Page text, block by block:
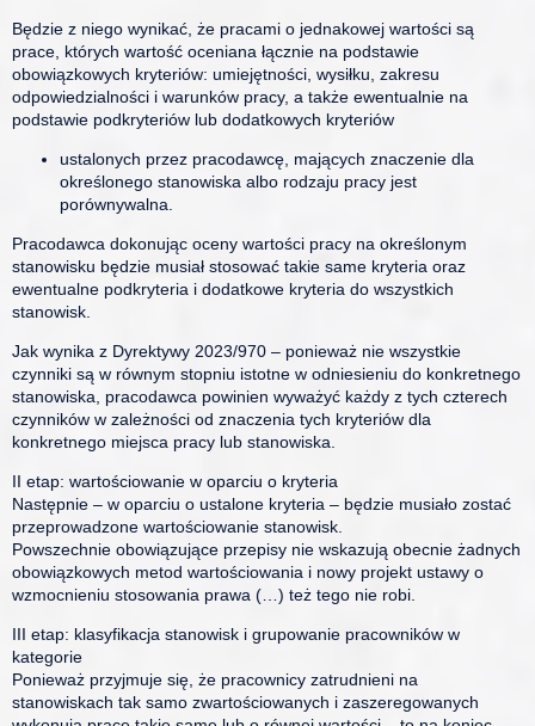
Będzie z niego wynikać, że pracami o jednakowej wartości są
prace, których wartość oceniana łącznie na podstawie
obowiązkowych kryteriów: umiejętności, wysiłku, zakresu
odpowiedzialności i warunków pracy, a także ewentualnie na
podstawie podkryteriów lub dodatkowych kryteriów
ustalonych przez pracodawcę, mających znaczenie dla
określonego stanowiska albo rodzaju pracy jest
porównywalna.
Pracodawca dokonując oceny wartości pracy na określonym
stanowisku będzie musiał stosować takie same kryteria oraz
ewentualne podkryteria i dodatkowe kryteria do wszystkich
stanowisk.
Jak wynika z Dyrektywy 2023/970 – ponieważ nie wszystkie
czynniki są w równym stopniu istotne w odniesieniu do konkretnego
stanowiska, pracodawca powinien wyważyć każdy z tych czterech
czynników w zależności od znaczenia tych kryteriów dla
konkretnego miejsca pracy lub stanowiska.
II etap: wartościowanie w oparciu o kryteria
Następnie – w oparciu o ustalone kryteria – będzie musiało zostać
przeprowadzone wartościowanie stanowisk.
Powszechnie obowiązujące przepisy nie wskazują obecnie żadnych
obowiązkowych metod wartościowania i nowy projekt ustawy o
wzmocnieniu stosowania prawa (…) też tego nie robi.
III etap: klasyfikacja stanowisk i grupowanie pracowników w
kategorie
Ponieważ przyjmuje się, że pracownicy zatrudnieni na
stanowiskach tak samo zwartościowanych i zaszeregowanych